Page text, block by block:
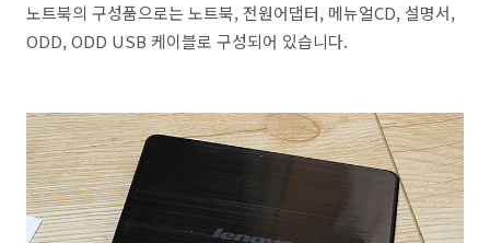
노트북의 구성품으로는 노트북, 전원어댑터, 메뉴얼CD, 설명서,
ODD, ODD USB 케이블로 구성되어 있습니다.